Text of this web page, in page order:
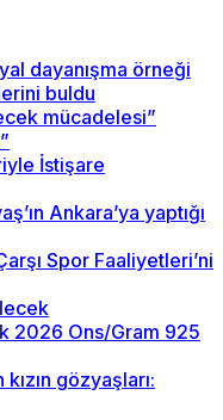
dayanışma örneği
buldu
mücadelesi”
İstişare
Ankara’ya yaptığı
Spor Faaliyetleri’ni
2026 Ons/Gram 925
gözyaşları: